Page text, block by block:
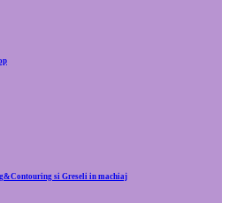
si Greseli in machiaj